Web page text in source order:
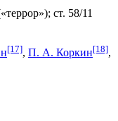
ст. 58/11
[17], П. А. Коркин[18],